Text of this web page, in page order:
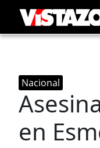
Nacional
en